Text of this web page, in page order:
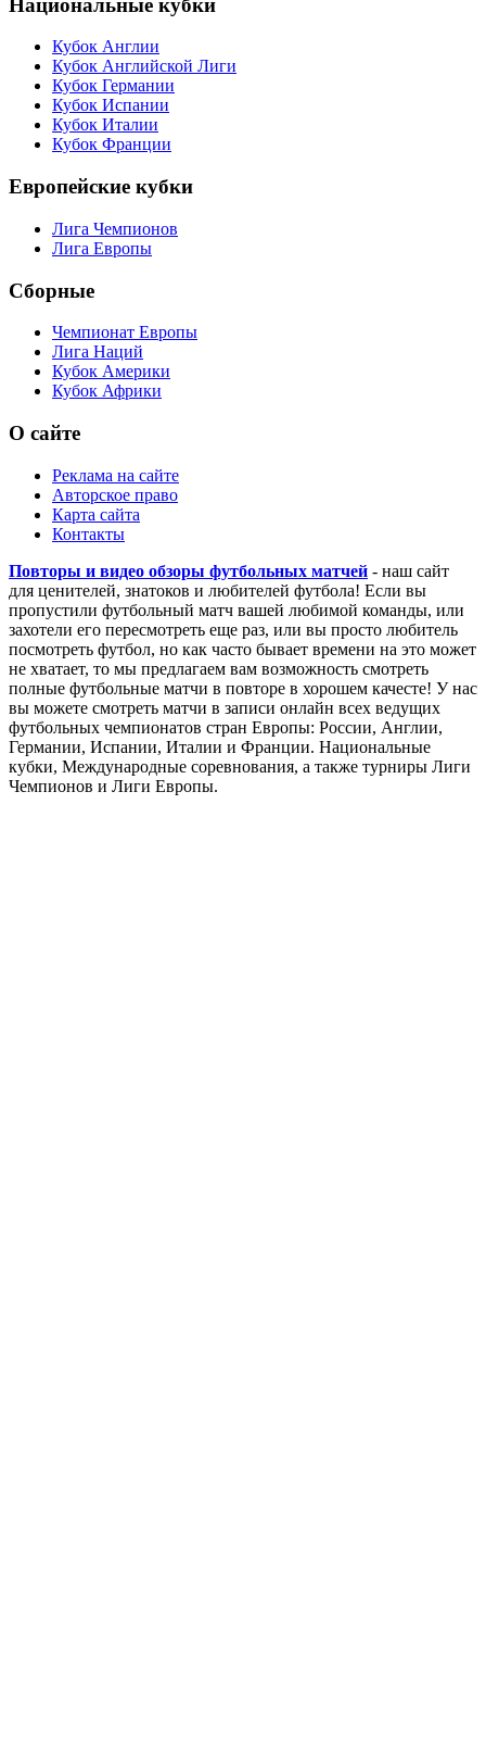
Чемпионат Испании
Чемпионат Франции
Чемпионат России
Национальные кубки
Кубок Англии
Кубок Английской Лиги
Кубок Германии
Кубок Италии
Кубок Франции
Европейские кубки
Лига Чемпионов
Лига Европы
Сборные
Чемпионат Европы
Кубок Америки
Кубок Африки
О сайте
Реклама на сайте
Авторское право
Карта сайта
Контакты
Повторы и видео обзоры футбольных матчей- наш сайт
для ценителей, знатоков и любителей футбола! Если вы
пропустили футбольный матч вашей любимой команды, или
захотели его пересмотреть еще раз, или вы просто любитель
посмотреть футбол, но как часто бывает времени на это может
не хватает, то мы предлагаем вам возможность смотреть
полные футбольные матчи в повторе в хорошем качесте! У нас